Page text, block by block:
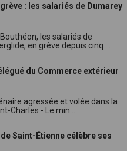
: les salariés de Dumarey
les salariés de
en grève depuis cinq ...
du Commerce extérieur
agressée et volée dans la
Charles - Le min...
Saint-Étienne célèbre ses